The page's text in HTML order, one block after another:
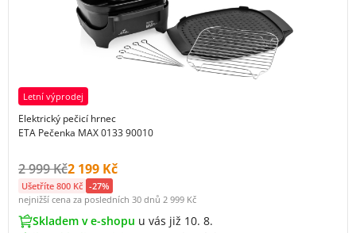
Letní výprodej
Elektrický pečicí hrnec
ETA Pečenka MAX 0133 90010
Původní cena s DPH:
2 999 KčCena s DPH:
2 199 Kč
Ušetříte 800 Kč -27%
nejnižší cena za posledních 30 dnů 2 999 Kč
Skladem v e-shopu u vás již 10. 8.